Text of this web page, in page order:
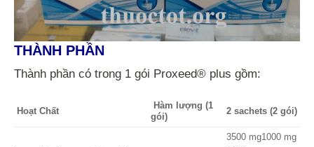
THÀNH PHẦN
Thành phần có trong 1 gói Proxeed® plus gồm:
Hoạt Chất
Hàm lượng (1
gói)
2 sachets (2 gói)
3500 mg1000 mg